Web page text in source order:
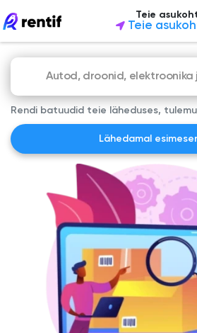
Teie
Teie
Rendi batuudid teie läheduses,
Lähedamal